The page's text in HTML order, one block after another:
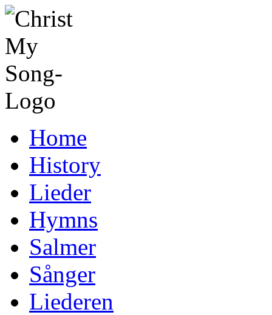
Home
History
Lieder
Hymns
Salmer
Sånger
Liederen